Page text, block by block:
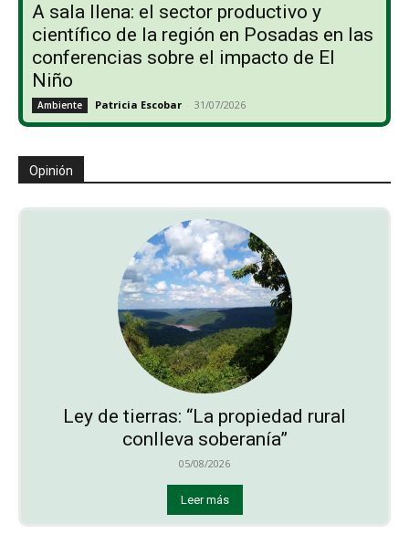
A sala llena: el sector productivo y
científico de la región en Posadas en las
conferencias sobre el impacto de El
Niño
Ambiente Patricia Escobar - 31/07/2026
Opinión
Ley de tierras: “La propiedad rural
conlleva soberanía”
05/08/2026
Leer más